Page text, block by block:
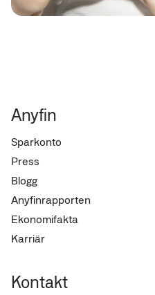
Anyfin
Sparkonto
Press
Blogg
Anyfinrapporten
Ekonomifakta
Karriär
Kontakt